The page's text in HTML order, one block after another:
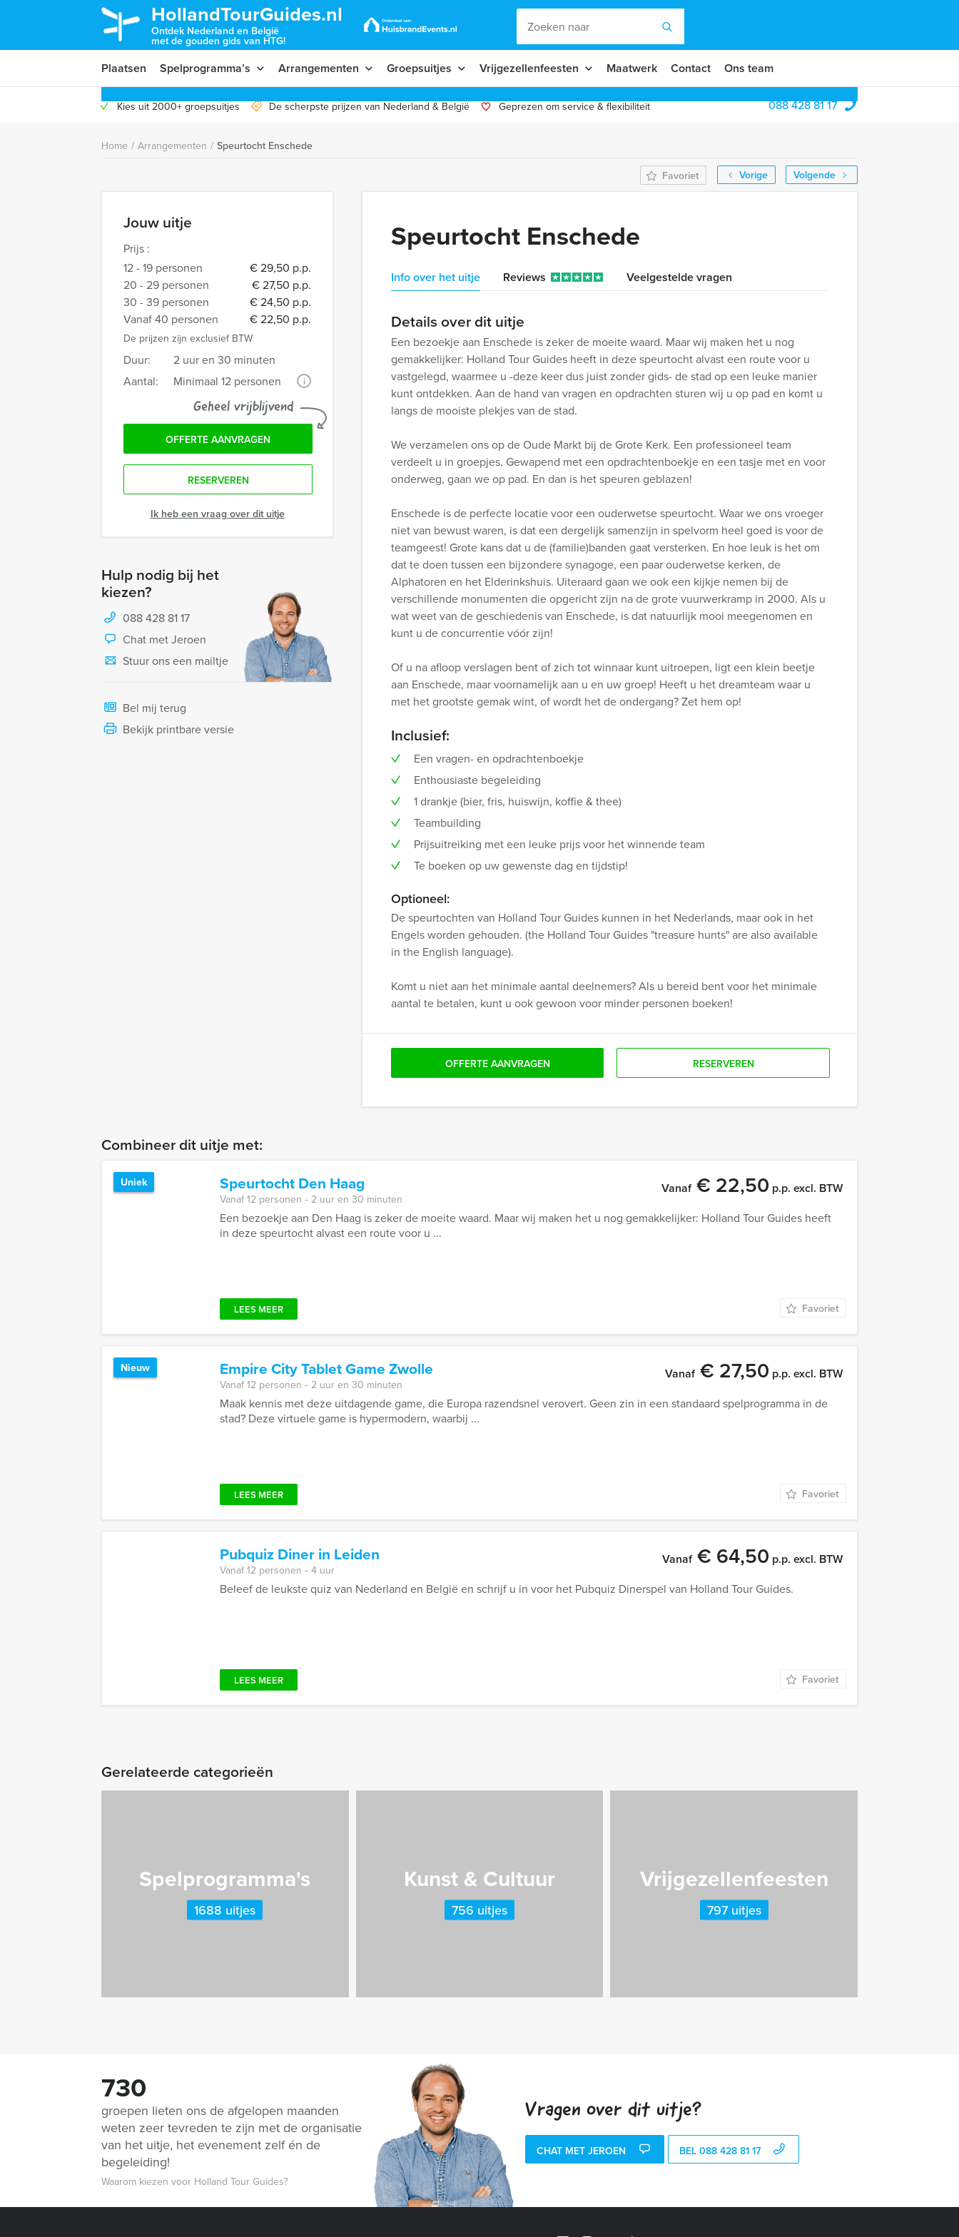
HollandTourGuides.nl
Ontdek Nederland en België
met de gouden gids van HTG!
Plaatsen Spelprogramma’s Arrangementen Groepsuitjes Vrijgezellenfeesten Maatwerk Contact Ons team
Kies uit 2000+ groepsuitjes De scherpste prijzen van Nederland & België Geprezen om service & flexibiliteit 088 428 81 17
Home / Arrangementen / Speurtocht Enschede
Vorige Volgende
Favoriet
Jouw uitje
Prijs :
12 - 19 personen
€ 29,50 p.p.
20 - 29 personen
€ 27,50 p.p.
30 - 39 personen
€ 24,50 p.p.
Vanaf 40 personen
€ 22,50 p.p.
De prijzen zijn exclusief BTW
Duur:
2 uur en 30 minuten
Aantal:
Minimaal 12 personen i
Geheel vrijblijvend
OFFERTE AANVRAGEN
RESERVEREN
Ik heb een vraag over dit uitje
Hulp nodig bij het
kiezen?
088 428 81 17
Chat met Jeroen
Stuur ons een mailtje
Bel mij terug
Bekijk printbare versie
Speurtocht Enschede
Info over het uitje Reviews Veelgestelde vragen
Details over dit uitje
Een bezoekje aan Enschede is zeker de moeite waard. Maar wij maken het u nog
gemakkelijker: Holland Tour Guides heeft in deze speurtocht alvast een route voor u
vastgelegd, waarmee u -deze keer dus juist zonder gids- de stad op een leuke manier
kunt ontdekken. Aan de hand van vragen en opdrachten sturen wij u op pad en komt u
langs de mooiste plekjes van de stad.
We verzamelen ons op de Oude Markt bij de Grote Kerk. Een professioneel team
verdeelt u in groepjes. Gewapend met een opdrachtenboekje en een tasje met en voor
onderweg, gaan we op pad. En dan is het speuren geblazen!
Enschede is de perfecte locatie voor een ouderwetse speurtocht. Waar we ons vroeger
niet van bewust waren, is dat een dergelijk samenzijn in spelvorm heel goed is voor de
teamgeest! Grote kans dat u de (familie)banden gaat versterken. En hoe leuk is het om
dat te doen tussen een bijzondere synagoge, een paar ouderwetse kerken, de
Alphatoren en het Elderinkshuis. Uiteraard gaan we ook een kijkje nemen bij de
verschillende monumenten die opgericht zijn na de grote vuurwerkramp in 2000. Als u
wat weet van de geschiedenis van Enschede, is dat natuurlijk mooi meegenomen en
kunt u de concurrentie vóór zijn!
Of u na afloop verslagen bent of zich tot winnaar kunt uitroepen, ligt een klein beetje
aan Enschede, maar voornamelijk aan u en uw groep! Heeft u het dreamteam waar u
met het grootste gemak wint, of wordt het de ondergang? Zet hem op!
Inclusief:
Een vragen- en opdrachtenboekje
Enthousiaste begeleiding
1 drankje (bier, fris, huiswijn, koffie & thee)
Teambuilding
Prijsuitreiking met een leuke prijs voor het winnende team
Te boeken op uw gewenste dag en tijdstip!
Optioneel:
De speurtochten van Holland Tour Guides kunnen in het Nederlands, maar ook in het
Engels worden gehouden. (the Holland Tour Guides "treasure hunts" are also available
in the English language).
Komt u niet aan het minimale aantal deelnemers? Als u bereid bent voor het minimale
aantal te betalen, kunt u ook gewoon voor minder personen boeken!
OFFERTE AANVRAGEN RESERVEREN
Combineer dit uitje met:
Speurtocht Den Haag
Uniek Vanaf€ 22,50 p.p. excl. BTW
Vanaf 12 personen ‐ 2 uur en 30 minuten
Een bezoekje aan Den Haag is zeker de moeite waard. Maar wij maken het u nog gemakkelijker: Holland Tour Guides heeft
in deze speurtocht alvast een route voor u ...
LEES MEER Favoriet
Empire City Tablet Game Zwolle
Nieuw Vanaf€ 27,50 p.p. excl. BTW
Vanaf 12 personen ‐ 2 uur en 30 minuten
Maak kennis met deze uitdagende game, die Europa razendsnel verovert. Geen zin in een standaard spelprogramma in de
stad? Deze virtuele game is hypermodern, waarbij ...
LEES MEER Favoriet
Pubquiz Diner in Leiden Vanaf€ 64,50 p.p. excl. BTW
Vanaf 12 personen ‐ 4 uur
Beleef de leukste quiz van Nederland en België en schrijf u in voor het Pubquiz Dinerspel van Holland Tour Guides.
LEES MEER Favoriet
Gerelateerde categorieën
Spelprogramma's
1688 uitjes
Kunst & Cultuur
756 uitjes
Vrijgezellenfeesten
797 uitjes
730
groepen lieten ons de afgelopen maanden
weten zeer tevreden te zijn met de organisatie
van het uitje, het evenement zelf én de
begeleiding!
Waarom kiezen voor Holland Tour Guides?
Vragen over dit uitje?
CHAT MET JEROEN BEL 088 428 81 17